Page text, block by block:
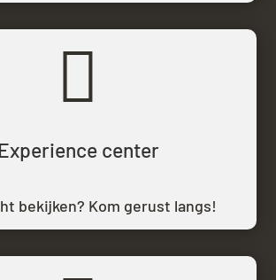

Experience center
bekijken? Kom gerust langs!